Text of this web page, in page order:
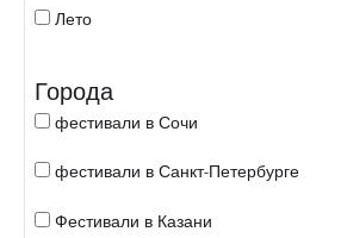
Лето
Города
фестивали в Сочи
фестивали в Санкт-Петербурге
Фестивали в Казани